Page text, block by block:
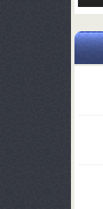
یا
صدا
کلیدهای